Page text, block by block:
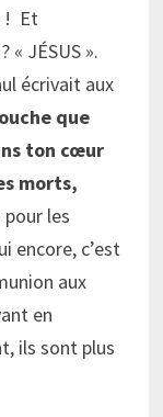
! Et
JÉSUS ».
écrivait aux
que
ton cœur
morts,
les
encore, c’est
aux
en
ils sont plus